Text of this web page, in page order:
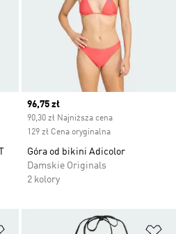
Current price
96,75 zł
90,30 zł Najniższa cena
129 zł Cena oryginalna
Góra od bikini Adicolor
Damskie Originals
2 kolory
Dodaj do listy życzeń